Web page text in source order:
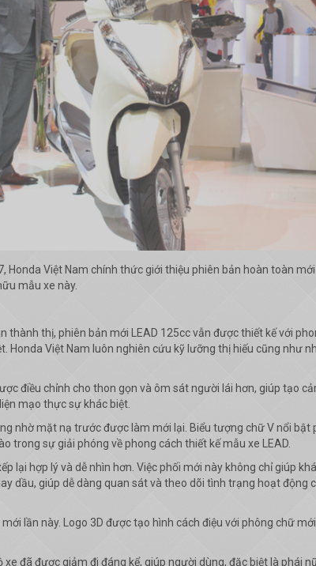
Honda Việt Nam chính thức giới thiệu phiên bản hoàn toàn
mẫu xe này.
thị, phiên bản mới LEAD 125cc vẫn được thiết kế với
Honda Việt Nam luôn nghiên cứu kỹ lưỡng thị hiếu cũng như
điều chỉnh cho thon gọn và ôm sát người lái hơn, giúp tạo
mạo thực sự khác biệt.
nhờ mặt nạ trước được làm mới lại. Biểu tượng chữ V nổi
trong sự giải phóng về phong cách thiết kế mẫu xe LEAD.
lại hợp lý và dễ nhìn hơn. Việc phối mới này không chỉ giúp
dầu, giúp dễ dàng quan sát và theo dõi tình trạng hoạt động
lần này. Logo 3D được tạo hình cách điệu với phông chữ
đã được giảm đi đáng kể, giúp người dùng, đặc biệt là phái